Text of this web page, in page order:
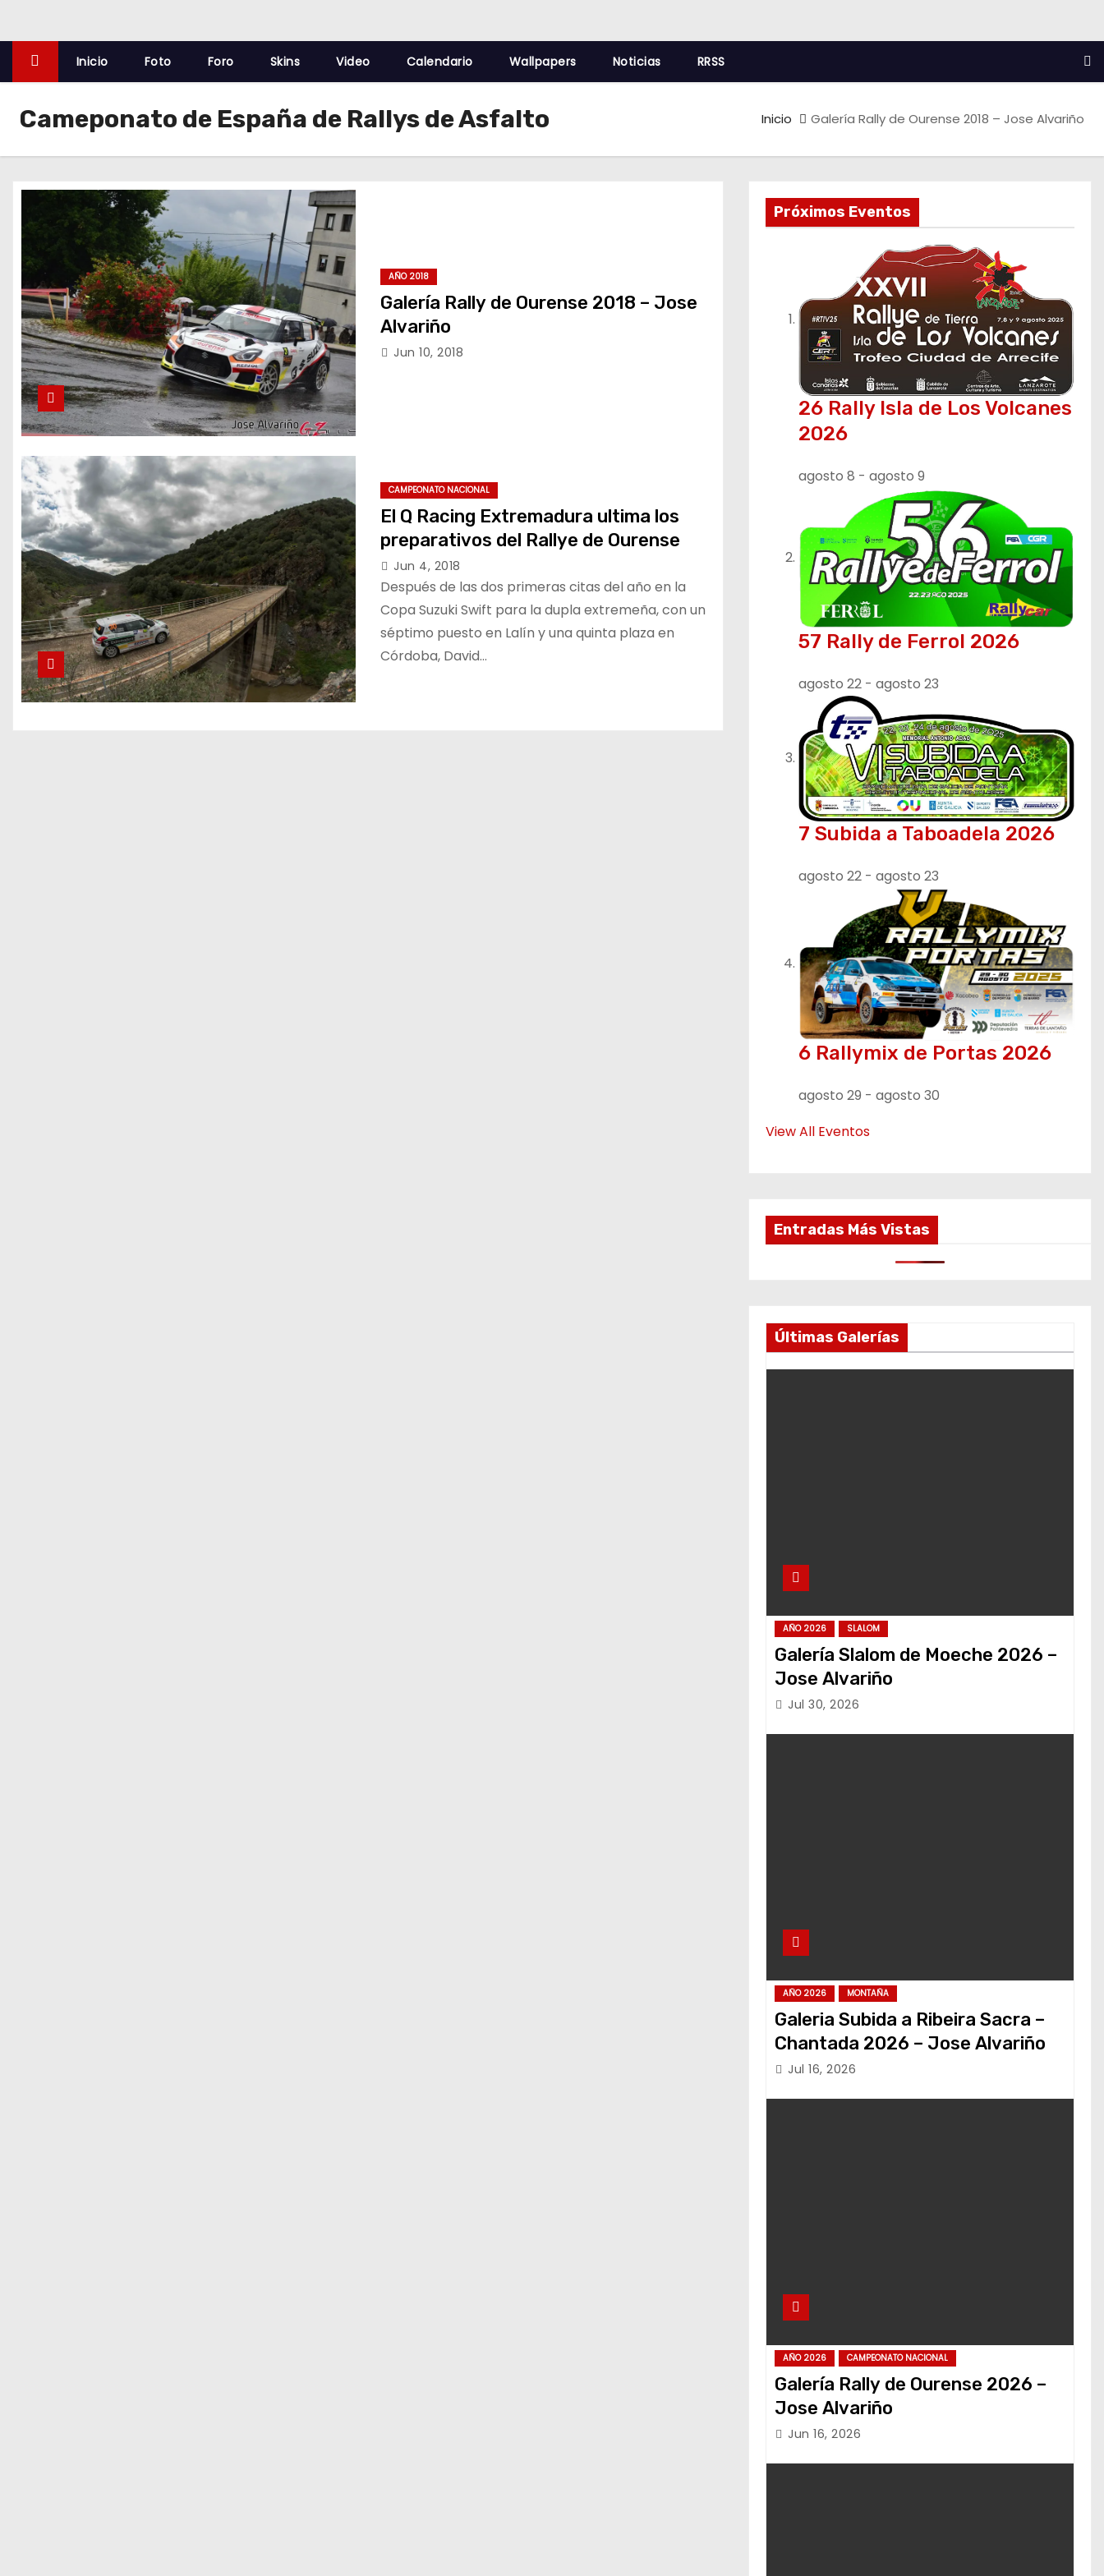
Inicio Foto Foro Skins Video Calendario Wallpapers Noticias RRSS
Cameponato de España de Rallys de Asfalto Inicio Galería Rally de Ourense 2018 – Jose Alvariño
AÑO 2018
Galería Rally de Ourense 2018 – Jose
Alvariño
Jun 10, 2018
CAMPEONATO NACIONAL
El Q Racing Extremadura ultima los
preparativos del Rallye de Ourense
Jun 4, 2018
Después de las dos primeras citas del año en la
Copa Suzuki Swift para la dupla extremeña, con un
séptimo puesto en Lalín y una quinta plaza en
Córdoba, David…
Próximos Eventos
26 Rally Isla de Los Volcanes
2026
agosto 8 - agosto 9
57 Rally de Ferrol 2026
agosto 22 - agosto 23
7 Subida a Taboadela 2026
agosto 22 - agosto 23
6 Rallymix de Portas 2026
agosto 29 - agosto 30
View All Eventos
Entradas Más Vistas
Últimas Galerías
AÑO 2026 SLALOM
Galería Slalom de Moeche 2026 –
Jose Alvariño
Jul 30, 2026
AÑO 2026 MONTAÑA
Galeria Subida a Ribeira Sacra –
Chantada 2026 – Jose Alvariño
Jul 16, 2026
AÑO 2026 CAMPEONATO NACIONAL
Galería Rally de Ourense 2026 –
Jose Alvariño
Jun 16, 2026